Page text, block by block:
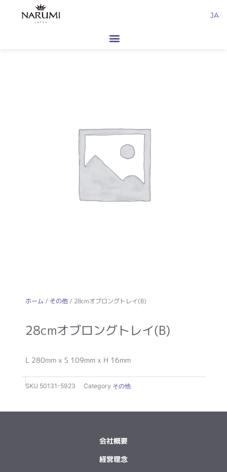
JA
ホーム / その他/ 28cmオブロングトレイ(B)
28cmオブロングトレイ(B)
L 280mm x S 109mm x H 16mm
SKU 50131-5923 Category その他
会社概要
経営理念